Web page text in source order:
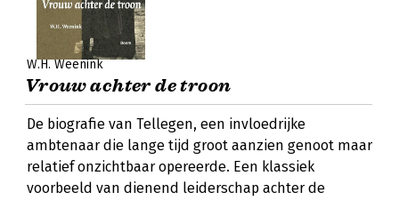
W.H. Weenink
Vrouw achter de troon
De biografie van Tellegen, een invloedrijke
ambtenaar die lange tijd groot aanzien genoot maar
relatief onzichtbaar opereerde. Een klassiek
voorbeeld van dienend leiderschap achter de